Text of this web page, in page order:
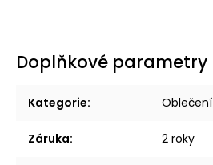
Doplňkové parametry
Kategorie: Oblečení
Záruka: 2 roky